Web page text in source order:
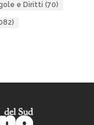
e Diritti (70)